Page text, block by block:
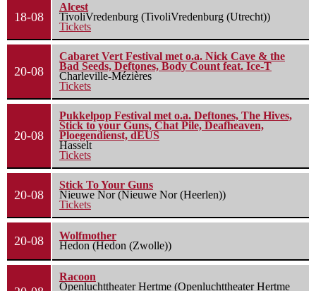
18-08
Alcest
TivoliVredenburg (TivoliVredenburg (Utrecht))
Tickets
20-08
Cabaret Vert Festival met o.a. Nick Cave & the
Bad Seeds, Deftones, Body Count feat. Ice-T
Charleville-Mézières
Tickets
20-08
Pukkelpop Festival met o.a. Deftones, The Hives,
Stick to your Guns, Chat Pile, Deafheaven,
Ploegendienst, dEUS
Hasselt
Tickets
20-08
Stick To Your Guns
Nieuwe Nor (Nieuwe Nor (Heerlen))
Tickets
20-08
Wolfmother
Hedon (Hedon (Zwolle))
Racoon
Openluchttheater Hertme (Openluchttheater Hertme